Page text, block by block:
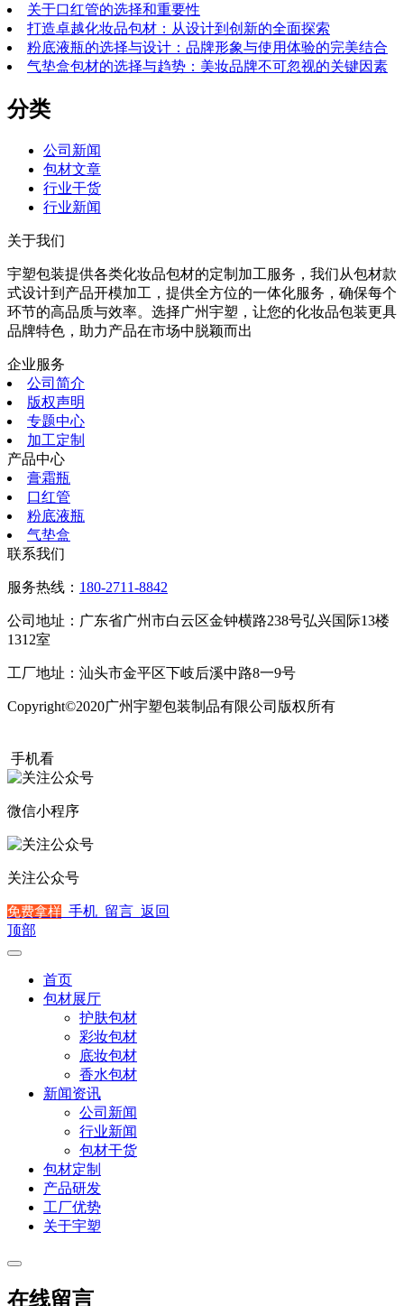
关于口红管的选择和重要性
打造卓越化妆品包材：从设计到创新的全面探索
粉底液瓶的选择与设计：品牌形象与使用体验的完美结合
气垫盒包材的选择与趋势：美妆品牌不可忽视的关键因素
分类
公司新闻
包材文章
行业干货
行业新闻
关于我们
宇塑包装提供各类化妆品包材的定制加工服务，我们从包材款
式设计到产品开模加工，提供全方位的一体化服务，确保每个
环节的高品质与效率。选择广州宇塑，让您的化妆品包装更具
品牌特色，助力产品在市场中脱颖而出
企业服务
公司简介
版权声明
专题中心
加工定制
产品中心
膏霜瓶
口红管
粉底液瓶
气垫盒
联系我们
服务热线： 180-2711-8842
公司地址：广东省广州市白云区金钟横路238号弘兴国际13楼
1312室
工厂地址：汕头市金平区下岐后溪中路8一9号
Copyright©2020广州宇塑包装制品有限公司版权所有
手机看
微信小程序
关注公众号
免费拿样 手机 留言 返回
顶部
首页
包材展厅
护肤包材
彩妆包材
底妆包材
香水包材
新闻资讯
公司新闻
行业新闻
包材干货
包材定制
产品研发
工厂优势
关于宇塑
在线留言